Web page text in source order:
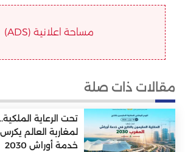
مساحة اعلانية (ADS)
مقالات ذات صلة
تحت الرعاية
لمغاربة العالم
خدمة أوراش 2030